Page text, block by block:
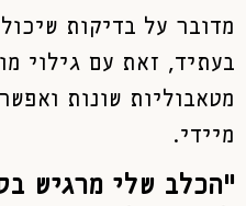
מדובר על בדיקות
בעתיד, זאת עם גילוי
מטאבוליות שונות
מיידי.
"הכלב שלי מרגיש